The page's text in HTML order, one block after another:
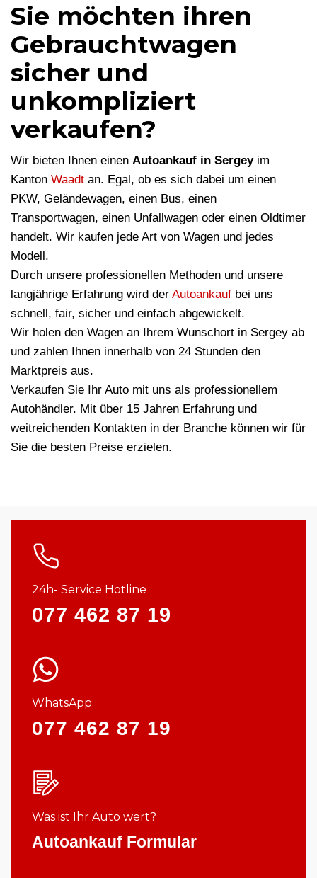
Sie möchten ihren
Gebrauchtwagen
sicher und
unkompliziert
verkaufen?
Wir bieten Ihnen einen Autoankauf in Sergeyim
Kanton Waadt an. Egal, ob es sich dabei um einen
PKW, Geländewagen, einen Bus, einen
Transportwagen, einen Unfallwagen oder einen Oldtimer
handelt. Wir kaufen jede Art von Wagen und jedes
Modell.
Durch unsere professionellen Methoden und unsere
langjährige Erfahrung wird der Autoankauf bei uns
schnell, fair, sicher und einfach abgewickelt.
Wir holen den Wagen an Ihrem Wunschort in Sergey ab
und zahlen Ihnen innerhalb von 24 Stunden den
Marktpreis aus.
Verkaufen Sie Ihr Auto mit uns als professionellem
Autohändler. Mit über 15 Jahren Erfahrung und
weitreichenden Kontakten in der Branche können wir für
Sie die besten Preise erzielen.
24h- Service Hotline
077 462 87 19
WhatsApp
077 462 87 19
Was ist Ihr Auto wert?
Autoankauf Formular